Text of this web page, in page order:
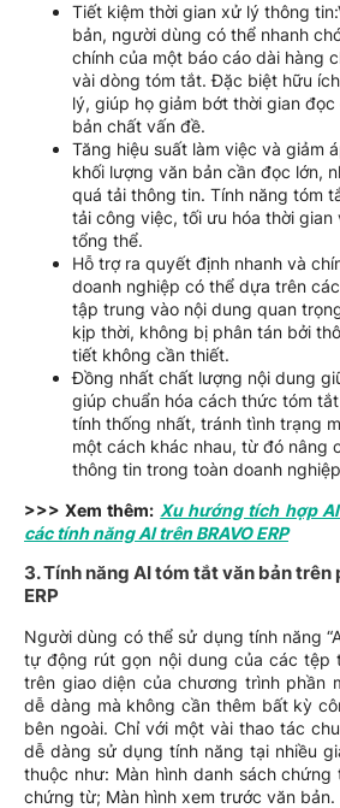
Tiết kiệm thời gian xử lý thông
bản, người dùng có thể nhanh
chính của một báo cáo dài hàng
vài dòng tóm tắt. Đặc biệt hữu
lý, giúp họ giảm bớt thời gian
bản chất vấn đề.
Tăng hiệu suất làm việc và giảm
khối lượng văn bản cần đọc lớn,
quá tải thông tin. Tính năng tóm
tải công việc, tối ưu hóa thời gian
tổng thể.
Hỗ trợ ra quyết định nhanh và
doanh nghiệp có thể dựa trên
tập trung vào nội dung quan
kịp thời, không bị phân tán bởi
tiết không cần thiết.
Đồng nhất chất lượng nội dung
giúp chuẩn hóa cách thức tóm
tính thống nhất, tránh tình trạng
một cách khác nhau, từ đó nâng
thông tin trong toàn doanh
>>> Xem thêm: Xu hướng tích hợp
các tính năng AI trên BRAVO ERP
3. Tính năng AI tóm tắt văn bản trên
ERP
Người dùng có thể sử dụng tính năng
tự động rút gọn nội dung của các tệp
trên giao diện của chương trình phần
dễ dàng mà không cần thêm bất kỳ
bên ngoài. Chỉ với một vài thao tác
dễ dàng sử dụng tính năng tại nhiều
thuộc như: Màn hình danh sách
chứng từ; Màn hình xem trước văn bản.